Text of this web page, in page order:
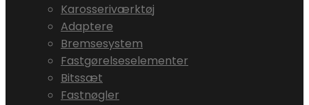
Karosseriværktøj
Adaptere
Bremsesystem
Fastgørelseselementer
Bitssæt
Fastnøgler